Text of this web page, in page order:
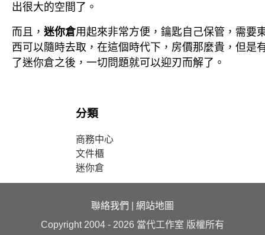
出很大的空間了。
而且， 迷你倉用起來非常方便，鑰匙自己保管，需要
西可以隨時去取，在這個時代下，房價那麼貴，但是
了迷你倉之後，一切問題就可以迎刃而解了。
分類
商務中心
文件櫃
迷你倉
聯絡我們
網站地圖
Copyright 2004 - 2026 當代工作室 版權所有